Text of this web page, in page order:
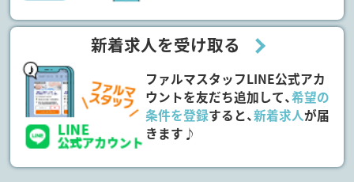
新着求人を受け取る
ファルマスタッフLINE公式アカ
ウントを友だち追加して、希望の
条件を登録すると、新着求人が届
きます♪